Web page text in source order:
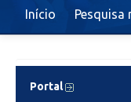
Início Pesquisa
Portal